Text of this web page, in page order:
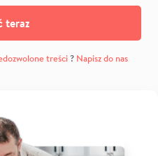
teraz
treści? Napisz do nas